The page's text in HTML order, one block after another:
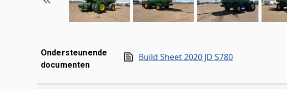
Ondersteunende
documenten
Build Sheet 2020 JD S780